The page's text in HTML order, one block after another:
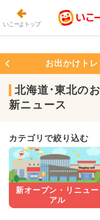
いこーよトップ
お出かけト
北海道･東北の
新ニュース
カテゴリで絞り込む
新オープン・ リニュー
アル